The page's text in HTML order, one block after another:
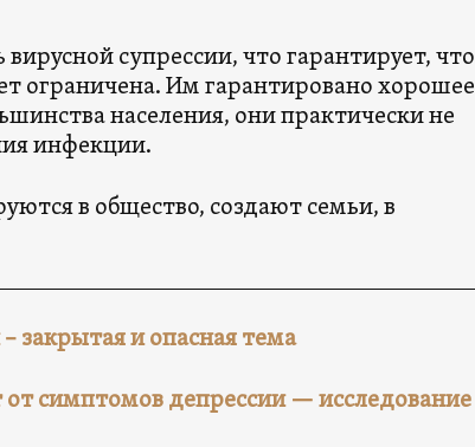
супрессии, что гарантирует, что
ограничена. Им гарантировано хорошее
населения, они практически не
инфекции.
в общество, создают семьи, в
закрытая и опасная тема
симптомов депрессии — исследование